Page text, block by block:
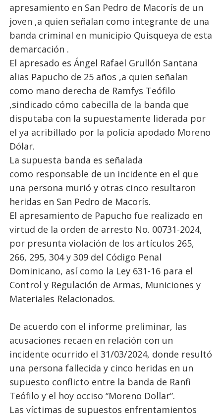
apresamiento en San Pedro de Macorís de un
joven ,a quien señalan como integrante de una
banda criminal en municipio Quisqueya de esta
demarcación .
El apresado es Ángel Rafael Grullón Santana
alias Papucho de 25 años ,a quien señalan
como mano derecha de Ramfys Teófilo
,sindicado cómo cabecilla de la banda que
disputaba con la supuestamente liderada por
el ya acribillado por la policía apodado Moreno
Dólar.
La supuesta banda es señalada
como responsable de un incidente en el que
una persona murió y otras cinco resultaron
heridas en San Pedro de Macorís.
El apresamiento de Papucho fue realizado en
virtud de la orden de arresto No. 00731-2024,
por presunta violación de los artículos 265,
266, 295, 304 y 309 del Código Penal
Dominicano, así como la Ley 631-16 para el
Control y Regulación de Armas, Municiones y
Materiales Relacionados.
De acuerdo con el informe preliminar, las
acusaciones recaen en relación con un
incidente ocurrido el 31/03/2024, donde resultó
una persona fallecida y cinco heridas en un
supuesto conflicto entre la banda de Ranfi
Teófilo y el hoy occiso “Moreno Dollar”.
Las víctimas de supuestos enfrentamientos